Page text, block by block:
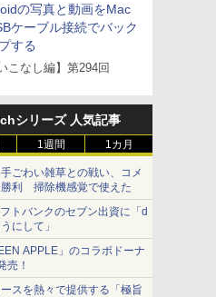
の写真と動画をMac
ケーブル接続でバック
する
こなし編】第294回
シリーズ 人気記事
1週間 1カ月
手ごわい雑草との戦い、コメ
勝利 掃除機感覚で使えた
トバンクのセブン出資に「d
にして」
APPLE」のコラボドーナ
売！
スを熱々で提供する「極旨